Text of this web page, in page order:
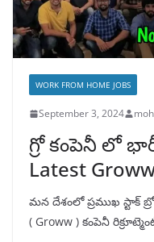
WORK FROM HOME JOBS
September 3, 2024
గ్రో కంపెనీ లో
Latest
మన దేశంలో ప్రముఖ స్టాక్
( Groww ) కంపెనీ